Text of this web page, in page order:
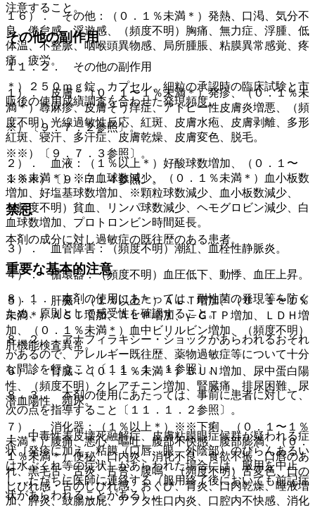
１６）． その他：（０．１％未満＊）発熱、口渇、気分不
良、倦怠感、浮遊感、（頻度不明）胸痛、無力症、浮腫、低
体温、不整脈、咽喉頭異物感、局所腫脹、粘膜異常感覚、疼
痛、疲労。
＊）２５０ｍｇ錠、カプセル、細粒の承認時の臨床試験と市
販後の使用成績調査を合わせた発現頻度。
※）〔９．７．２参照〕。
※※）〔９．７．３参照〕。
※※※）〔９．７．４参照〕。
禁忌
本剤の成分に対し過敏症の既往歴のある患者。
重要な基本的注意
８．１． 本剤の使用にあたっては、耐性菌の発現等を防ぐ
ため、原則として感受性を確認すること。
８．２． アナフィラキシー・ショックがあらわれるおそれ
があるので、アレルギー既往歴、薬物過敏症等について十分
な問診を行うこと〔１１．１．１参照〕。
８．３． 本剤の使用にあたっては、事前に患者に対して、
次の点を指導すること〔１１．１．２参照〕。
・ 中毒性表皮壊死融解症、皮膚粘膜眼症候群が疑われる症
状［発疹に加え、粘膜（口唇、眼、外陰部）のびらんあるい
は水ぶくれ等の症状］があらわれた場合には、服用を中止
し、ただちに医師に連絡する（服用終了後においても前記症
状があらわれることがある）。
注意すること。
その他の副作用
１１．２． その他の副作用
１）． 皮膚：（０．１〜１％未満＊）発疹、（０．１％未
満＊）蕁麻疹、皮膚そう痒症、アトピー性皮膚炎増悪、（頻
度不明）光線過敏性反応、紅斑、皮膚水疱、皮膚剥離、多形
紅斑、寝汗、多汗症、皮膚乾燥、皮膚変色、脱毛。
２）． 血液：（１％以上＊）好酸球数増加、（０．１〜
１％未満＊）※白血球数減少、（０．１％未満＊）血小板数
増加、好塩基球数増加、※顆粒球数減少、血小板数減少、
（頻度不明）貧血、リンパ球数減少、ヘモグロビン減少、白
血球数増加、プロトロンビン時間延長。
３）． 血管障害：（頻度不明）潮紅、血栓性静脈炎。
４）． 循環器：（頻度不明）血圧低下、動悸、血圧上昇。
５）． 肝臓：（１％以上＊）ＡＬＴ増加、（０．１〜１％
未満＊）ＡＳＴ増加、ＡＬＰ増加、γ−ＧＴＰ増加、ＬＤＨ増
加、（０．１％未満＊）血中ビリルビン増加、（頻度不明）
肝機能検査異常。
６）． 腎臓：（０．１％未満＊）ＢＵＮ増加、尿中蛋白陽
性、（頻度不明）クレアチニン増加、腎臓痛、排尿困難、尿
潜血陽性、頻尿。
７）． 消化器：（１％以上＊）※※下痢、（０．１〜１％
未満＊）腹痛、悪心、嘔吐、腹部不快感、腹部膨満、（０．
１％未満＊）便秘、口内炎、消化不良、食欲不振、口唇のあ
れ、黒毛舌、舌炎、舌苔、腹鳴、（頻度不明）舌変色、口の
しびれ感・舌のしびれ感、おくび、胃炎、口内乾燥、唾液増
加、膵炎、鼓腸放屁、アフタ性口内炎、口腔内不快感、消化